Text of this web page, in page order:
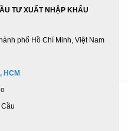
TƯ XUẤT NHẬP KHẨU
phố Hồ Chí Minh, Việt Nam
HCM